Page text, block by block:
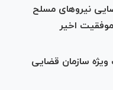
نیرو‌های مسلح
اخیر
سازمان قضایی